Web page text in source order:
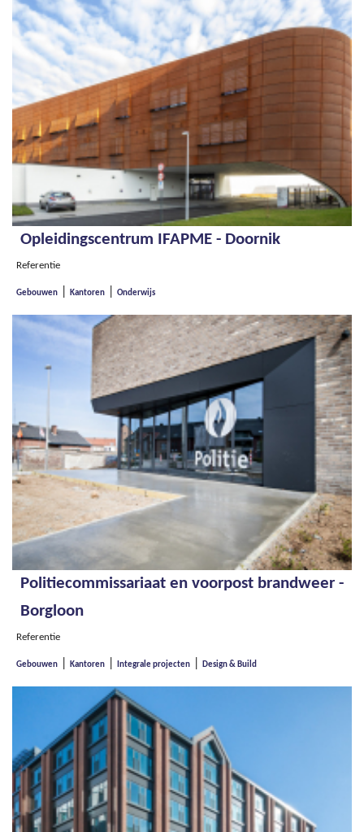
Opleidingscentrum IFAPME - Doornik
Referentie
Gebouwen Kantoren Onderwijs
Politiecommissariaat en voorpost brandweer -
Borgloon
Referentie
Gebouwen Kantoren Integrale projecten Design & Build